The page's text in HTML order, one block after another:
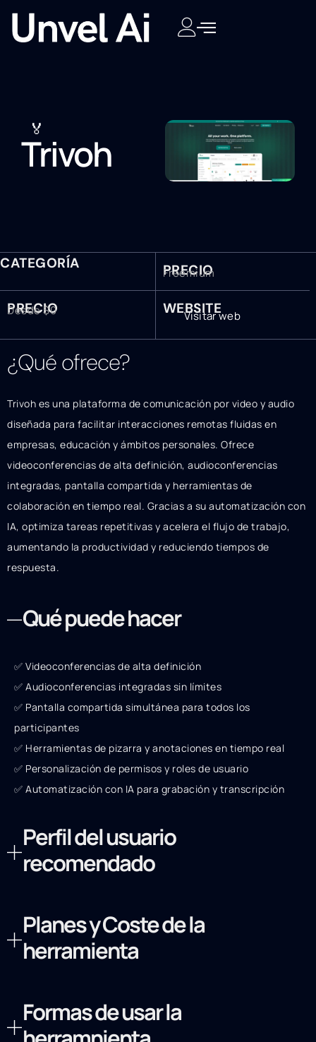
🏅
Trivoh
CATEGORÍA PRECIO
Freemium
PRECIO
Desde $0 WEBSITE
Visitar web
¿Qué ofrece?
Trivoh es una plataforma de comunicación por video y audio
diseñada para facilitar interacciones remotas fluidas en
empresas, educación y ámbitos personales. Ofrece
videoconferencias de alta definición, audioconferencias
integradas, pantalla compartida y herramientas de
colaboración en tiempo real. Gracias a su automatización con
IA, optimiza tareas repetitivas y acelera el flujo de trabajo,
aumentando la productividad y reduciendo tiempos de
respuesta.
Qué puede hacer
✅ Videoconferencias de alta definición
✅ Audioconferencias integradas sin límites
✅ Pantalla compartida simultánea para todos los
participantes
✅ Herramientas de pizarra y anotaciones en tiempo real
✅ Personalización de permisos y roles de usuario
✅ Automatización con IA para grabación y transcripción
Perfil del usuario
recomendado
Planes y Coste de la
herramienta
Formas de usar la